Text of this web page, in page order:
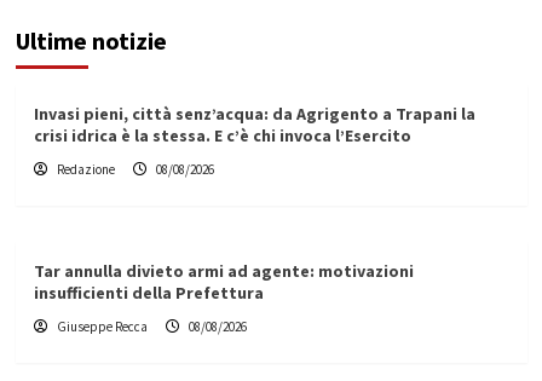
Ultime notizie
Invasi pieni, città senz’acqua: da Agrigento a Trapani la
crisi idrica è la stessa. E c’è chi invoca l’Esercito
Redazione 08/08/2026
Tar annulla divieto armi ad agente: motivazioni
insufficienti della Prefettura
Giuseppe Recca 08/08/2026